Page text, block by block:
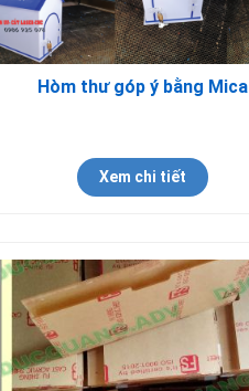
Hòm thư góp ý bằng Mica
Xem chi tiết